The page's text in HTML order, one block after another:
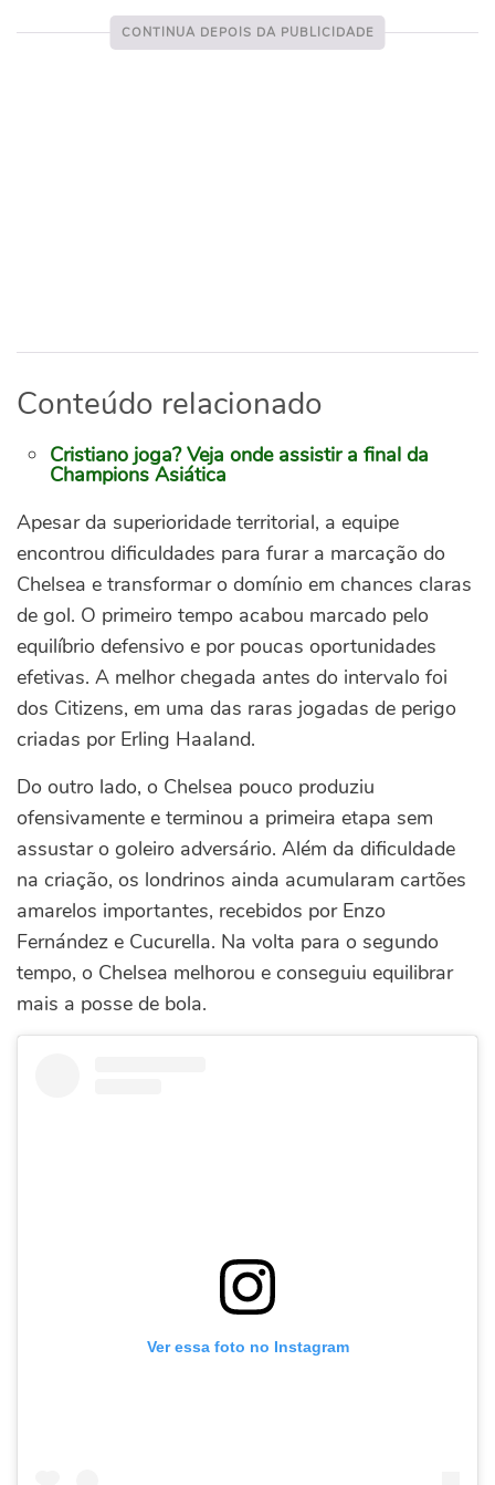
Conteúdo relacionado
Cristiano joga? Veja onde assistir a final da
Champions Asiática
Apesar da superioridade territorial, a equipe
encontrou dificuldades para furar a marcação do
Chelsea e transformar o domínio em chances claras
de gol. O primeiro tempo acabou marcado pelo
equilíbrio defensivo e por poucas oportunidades
efetivas. A melhor chegada antes do intervalo foi
dos Citizens, em uma das raras jogadas de perigo
criadas por Erling Haaland.
Do outro lado, o Chelsea pouco produziu
ofensivamente e terminou a primeira etapa sem
assustar o goleiro adversário. Além da dificuldade
na criação, os londrinos ainda acumularam cartões
amarelos importantes, recebidos por Enzo
Fernández e Cucurella. Na volta para o segundo
tempo, o Chelsea melhorou e conseguiu equilibrar
mais a posse de bola.
Ver essa foto no Instagram